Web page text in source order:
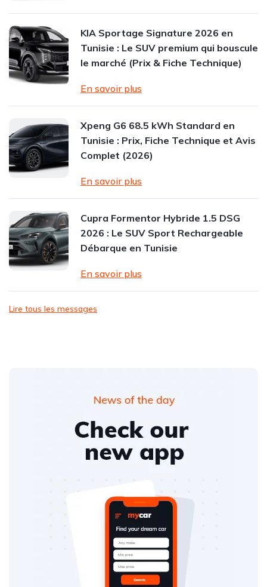
KIA Sportage Signature 2026 en
Tunisie : Le SUV premium qui bouscule
le marché (Prix & Fiche Technique)
En savoir plus
Xpeng G6 68.5 kWh Standard en
Tunisie : Prix, Fiche Technique et Avis
Complet (2026)
En savoir plus
Cupra Formentor Hybride 1.5 DSG
2026 : Le SUV Sport Rechargeable
Débarque en Tunisie
En savoir plus
Lire tous les messages